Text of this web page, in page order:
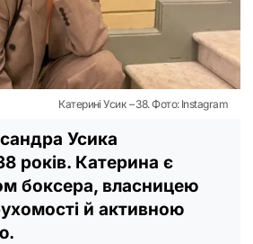
Катерині Усик – 38. Фото: Instagram
Усика
років. Катерина є
боксера, власницею
й активною